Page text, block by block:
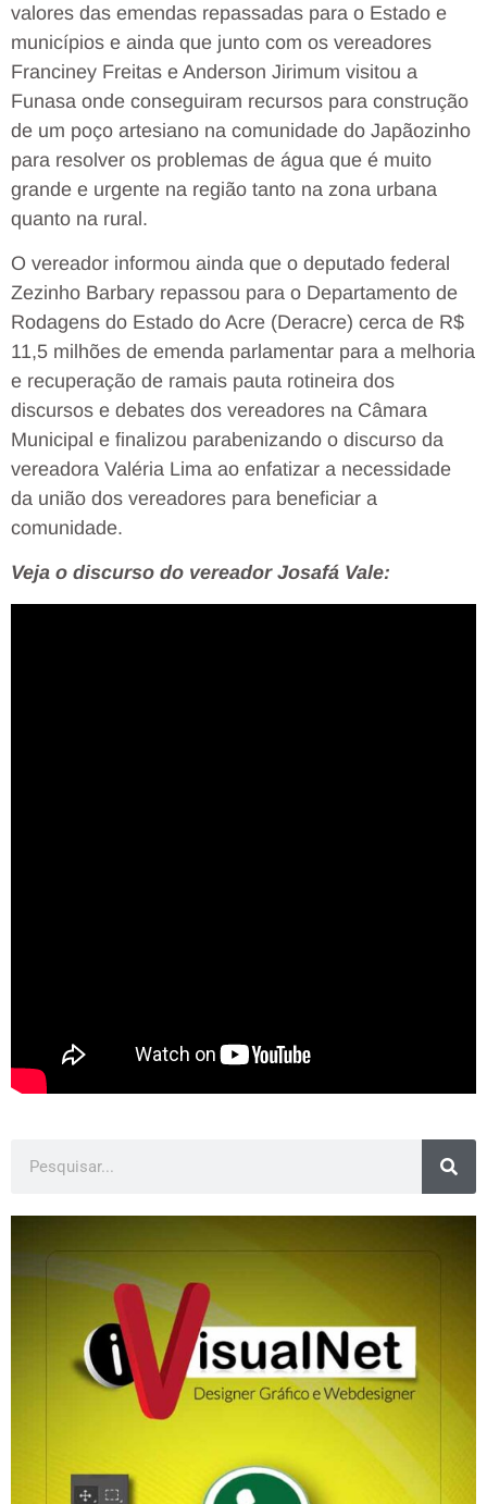
valores das emendas repassadas para o Estado e
municípios e ainda que junto com os vereadores
Franciney Freitas e Anderson Jirimum visitou a
Funasa onde conseguiram recursos para construção
de um poço artesiano na comunidade do Japãozinho
para resolver os problemas de água que é muito
grande e urgente na região tanto na zona urbana
quanto na rural.
O vereador informou ainda que o deputado federal
Zezinho Barbary repassou para o Departamento de
Rodagens do Estado do Acre (Deracre) cerca de R$
11,5 milhões de emenda parlamentar para a melhoria
e recuperação de ramais pauta rotineira dos
discursos e debates dos vereadores na Câmara
Municipal e finalizou parabenizando o discurso da
vereadora Valéria Lima ao enfatizar a necessidade
da união dos vereadores para beneficiar a
comunidade.
Veja o discurso do vereador Josafá Vale: